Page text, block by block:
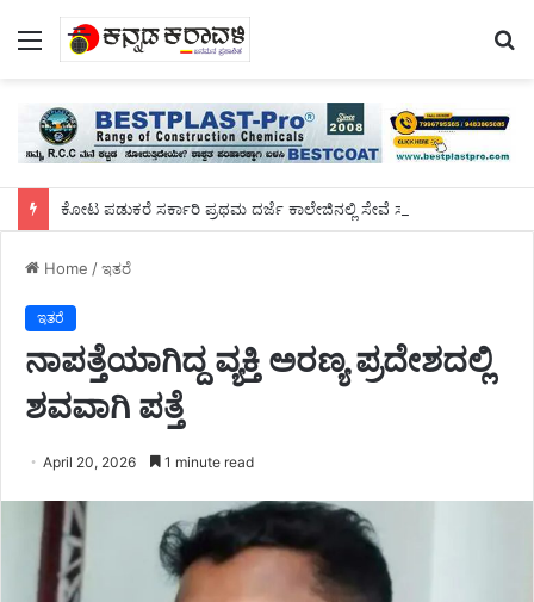
Menu
Home /ಇತರೆ
ಇತರೆ
ನಾಪತ್ತೆಯಾಗಿದ್ದ ವ್ಯಕ್ತಿ ಅರಣ್ಯ ಪ್ರದೇಶದಲ್ಲಿ
ಶವವಾಗಿ ಪತ್ತೆ
April 20, 2026 1 minute read